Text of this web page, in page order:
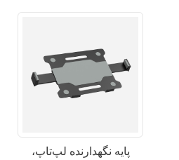
پایه نگهدارنده لپ‌تاپ،